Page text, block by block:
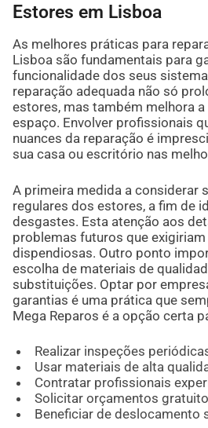
Estores em Lisboa
As melhores práticas para
Lisboa são fundamentais para
funcionalidade dos seus
reparação adequada não só
estores, mas também melhora
espaço. Envolver profissionais
nuances da reparação é
sua casa ou escritório nas
A primeira medida a considerar
regulares dos estores, a fim de
desgastes. Esta atenção aos
problemas futuros que
dispendiosas. Outro ponto
escolha de materiais de
substituições. Optar por
garantias é uma prática que
Mega Reparos é a opção certa
Realizar inspeções
Usar materiais de alta
Contratar profissionais
Solicitar orçamentos
Beneficiar de deslocamento